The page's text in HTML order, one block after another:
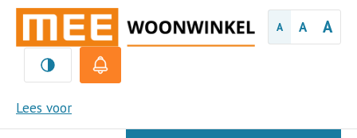
A A A
Lees voor
MEE
Handige